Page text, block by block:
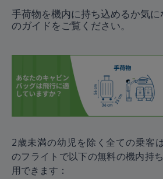
手荷物を機内に持ち込めるか気
のガイドをご覧ください。
2歳未満の幼児を除く全ての乗客
のフライトで以下の無料の機内持
用できます：